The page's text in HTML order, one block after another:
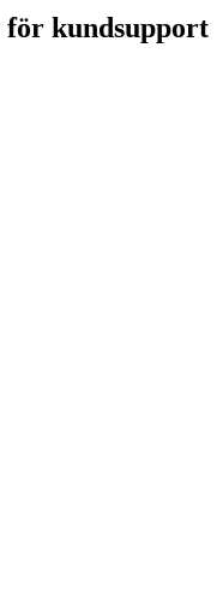
kundsupport